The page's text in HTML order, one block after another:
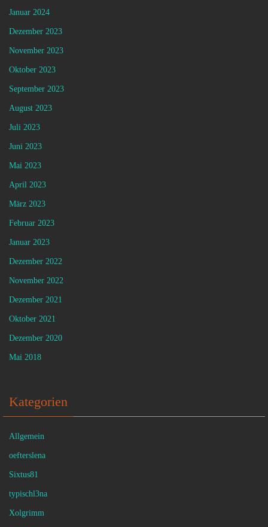
Januar 2024
Dezember 2023
November 2023
Oktober 2023
September 2023
August 2023
Juli 2023
Juni 2023
Mai 2023
April 2023
März 2023
Februar 2023
Januar 2023
Dezember 2022
November 2022
Dezember 2021
Oktober 2021
Dezember 2020
Mai 2018
Kategorien
Allgemein
oefterslena
Sixtus81
typischl3na
Xolgrimm